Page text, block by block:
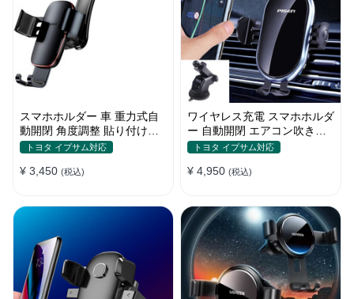
スマホホルダー 車 重力式自
動開閉 角度調整 貼り付けタ
イプ 片手操作 多機種対応
トヨタ イプサム対応
¥ 3,450 (税込)
ワイヤレス充電 スマホホルダ
ー 自動開閉 エアコン吹き出
し口式 全機種 車
トヨタ イプサム対応
¥ 4,950 (税込)